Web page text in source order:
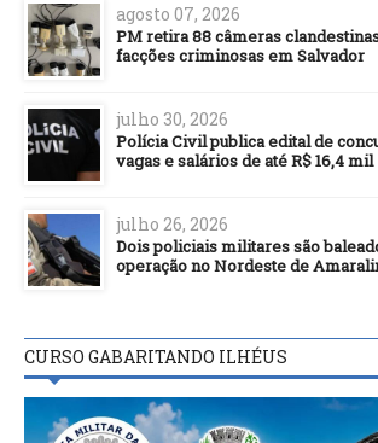
agosto 07, 2026
PM retira 88 câmeras
facções criminosas em Salvador
julho 30, 2026
Polícia Civil publica edital de
vagas e salários de até R$ 16,4 mil
julho 26, 2026
Dois policiais militares são
operação no Nordeste de
CURSO GABARITANDO ILHÉUS